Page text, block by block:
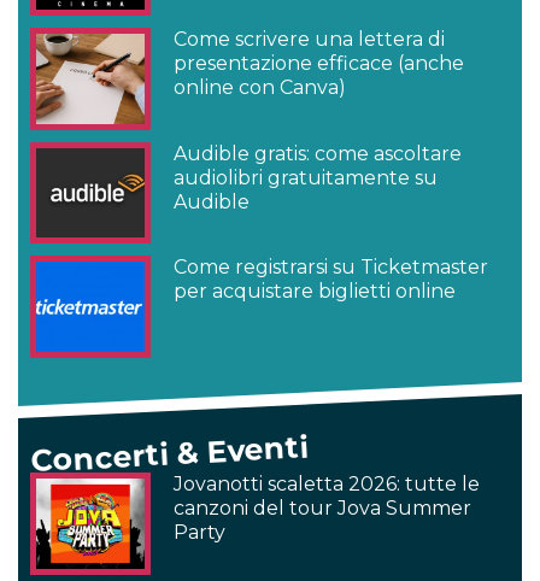
Come scrivere una lettera di
presentazione efficace (anche
online con Canva)
Audible gratis: come ascoltare
audiolibri gratuitamente su
Audible
Come registrarsi su Ticketmaster
per acquistare biglietti online
Concerti & Eventi
Jovanotti scaletta 2026: tutte le
canzoni del tour Jova Summer
Party